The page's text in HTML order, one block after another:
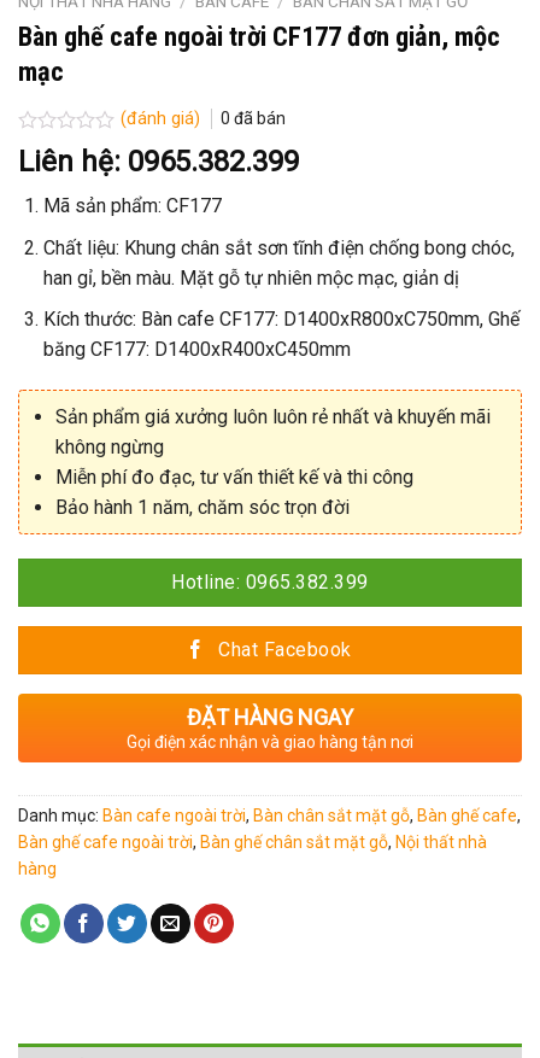
Bàn ghế cafe ngoài trời CF177 đơn giản, mộc
mạc
Được
xếp
0
sao
(đánh giá) 0 đã bán
Liên hệ: 0965.382.399
Mã sản phẩm: CF177
Chất liệu: Khung chân sắt sơn tĩnh điện chống bong chóc,
han gỉ, bền màu. Mặt gỗ tự nhiên mộc mạc, giản dị
Kích thước: Bàn cafe CF177: D1400xR800xC750mm, Ghế
băng CF177: D1400xR400xC450mm
Sản phẩm giá xưởng luôn luôn rẻ nhất và khuyến mãi
không ngừng
Miễn phí đo đạc, tư vấn thiết kế và thi công
Bảo hành 1 năm, chăm sóc trọn đời
Hotline: 0965.382.399
Chat Facebook
ĐẶT HÀNG NGAY
Gọi điện xác nhận và giao hàng tận nơi
Danh mục: Bàn cafe ngoài trời, Bàn chân sắt mặt gỗ, Bàn ghế cafe,
Bàn ghế cafe ngoài trời, Bàn ghế chân sắt mặt gỗ, Nội thất nhà
hàng